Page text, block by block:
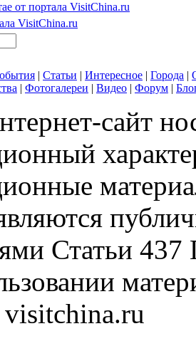
от портала VisitChina.ru
VisitChina.ru
| Статьи | Интересное | Города |
| Фотогалереи | Видео | Форум |
сайт
Статьи 437
visitchina.ru